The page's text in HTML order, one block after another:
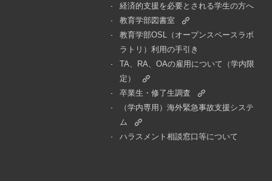
経済的支援を必要とされる学生の方へ
教育学部図書室
教育学部OSL（オープンスペースラボ
ラトリ）利用の手引き
TA、RA、OAの雇用について（学内限
定）
卒業生・修了生調査
（学内専用）海外緊急事故支援システ
ム
ハラスメント相談窓口等について